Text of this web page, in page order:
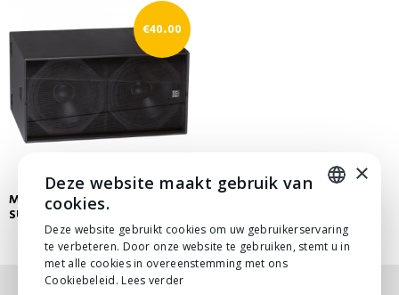
MARTIN AUDIO WS218X
SUBWOOFER
€40.00
DUTCH
×
Deze website maakt gebruik van
cookies.
Deze website gebruikt cookies om uw gebruikerservaring
te verbeteren. Door onze website te gebruiken, stemt u in
met alle cookies in overeenstemming met ons
Cookiebeleid. Lees verder